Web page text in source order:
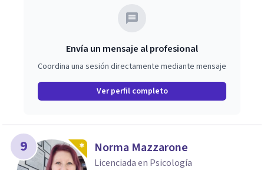
Envía un mensaje al profesional
Coordina una sesión directamente mediante mensaje
Ver perfil completo
9 Norma Mazzarone
Licenciada en Psicología